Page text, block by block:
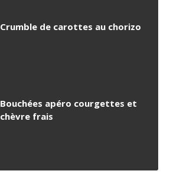
Crumble de carottes au chorizo
Bouchées apéro courgettes et
chèvre frais